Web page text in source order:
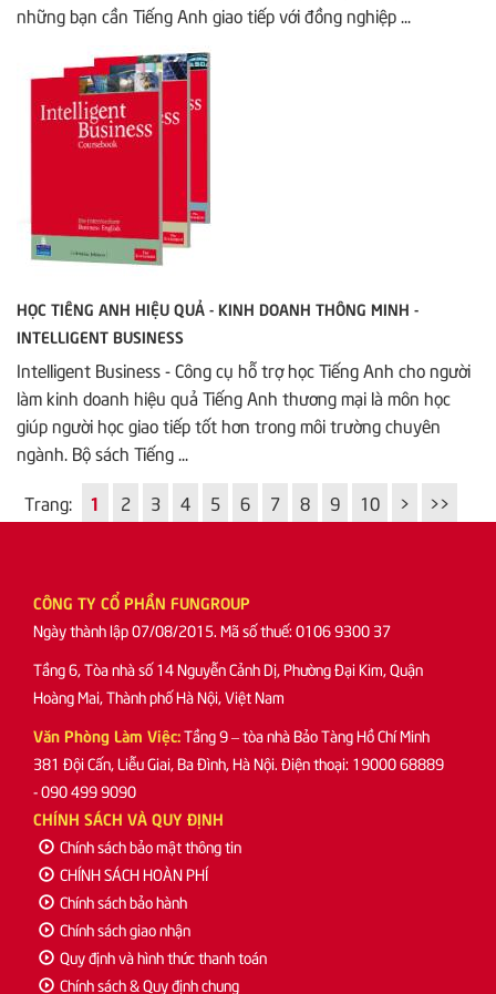
những bạn cần Tiếng Anh giao tiếp với đồng nghiệp ...
HỌC TIÊNG ANH HIỆU QUẢ - KINH DOANH THÔNG MINH -
INTELLIGENT BUSINESS
Intelligent Business - Công cụ hỗ trợ học Tiếng Anh cho người
làm kinh doanh hiệu quả Tiếng Anh thương mại là môn học
giúp người học giao tiếp tốt hơn trong môi trường chuyên
ngành. Bộ sách Tiếng ...
Trang: 1 2 3 4 5 6 7 8 9 10 > >>
CÔNG TY CỔ PHẦN FUNGROUP
Ngày thành lập 07/08/2015. Mã số thuế: 0106 9300 37
Tầng 6, Tòa nhà số 14 Nguyễn Cảnh Dị, Phường Đại Kim, Quận
Hoàng Mai, Thành phố Hà Nội, Việt Nam
Văn Phòng Làm Việc:Tầng 9 – tòa nhà Bảo Tàng Hồ Chí Minh
381 Đội Cấn, Liễu Giai, Ba Đình, Hà Nội. Điện thoại: 19000 68889
- 090 499 9090
CHÍNH SÁCH VÀ QUY ĐỊNH
Chính sách bảo mật thông tin
CHÍNH SÁCH HOÀN PHÍ
Chính sách bảo hành
Chính sách giao nhận
Quy định và hình thức thanh toán
Chính sách & Quy định chung